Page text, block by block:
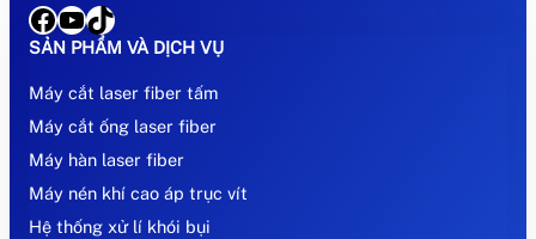
Facebook YouTube TikTok
SẢN PHẨM VÀ DỊCH VỤ
Máy cắt laser fiber tấm
Máy cắt ống laser fiber
Máy hàn laser fiber
Máy nén khí cao áp trục vít
Hệ thống xử lí khói bụi